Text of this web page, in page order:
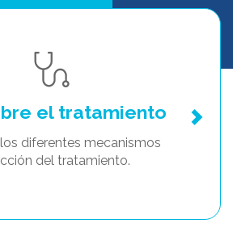
el tratamiento
diferentes mecanismos
del tratamiento.